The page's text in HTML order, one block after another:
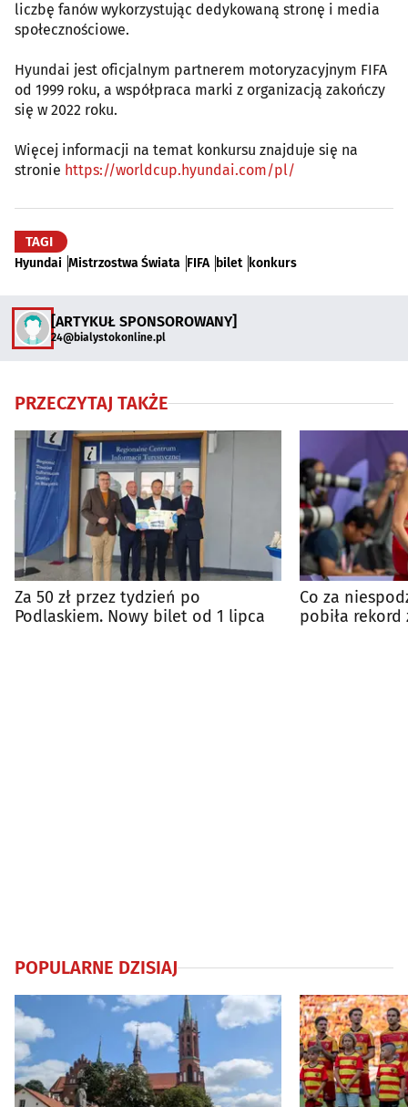
liczbę fanów wykorzystując dedykowaną stronę i media
społecznościowe.
Hyundai jest oficjalnym partnerem motoryzacyjnym FIFA
od 1999 roku, a współpraca marki z organizacją zakończy
się w 2022 roku.
Więcej informacji na temat konkursu znajduje się na
stronie https://worldcup.hyundai.com/pl/
TAGI
Hyundai Mistrzostwa Świata FIFA bilet konkurs
[ARTYKUŁ SPONSOROWANY]
24@bialystokonline.pl
PRZECZYTAJ TAKŻE
Za 50 zł przez tydzień po
Podlaskiem. Nowy bilet od 1 lipca
Co za
pobiła rekord
POPULARNE DZISIAJ